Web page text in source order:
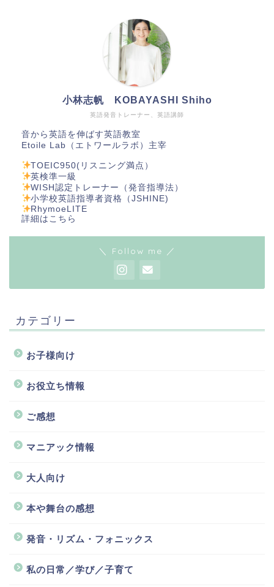
英語発音トレーナー、英語講師
小林志帆 KOBAYASHI Shiho
音から英語を伸ばす英語教室
Etoile Lab（エトワールラボ）主宰
TOEIC950(リスニング満点）
英検準一級
WISH認定トレーナー（発音指導法）
小学校英語指導者資格（JSHINE)
RhymoeLITE
詳細は こちら
＼ Follow me ／
カテゴリー
お子様向け
お役立ち情報
ご感想
マニアック情報
大人向け
本や舞台の感想
発音・リズム・フォニックス
私の日常／学び／子育て